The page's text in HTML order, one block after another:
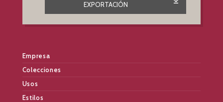
EXPORTACIÓN
Empresa
Colecciones
Usos
Estilos